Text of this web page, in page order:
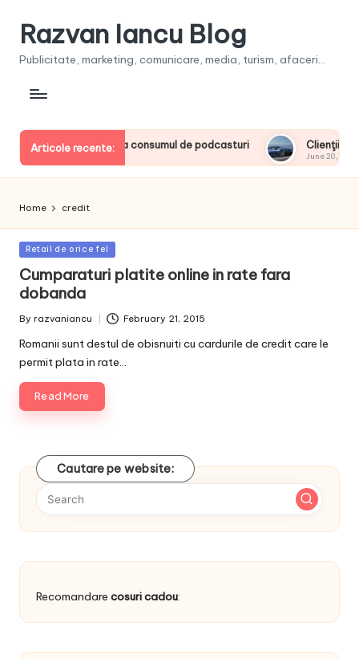
Razvan Iancu Blog
Publicitate, marketing, comunicare, media, turism, afaceri...
Articole recente:
liderii europeni la consumul de podcasturi Clienţii își vor
June 20, 2026
Home credit
Posted
Retail de orice fel
Cumparaturi platite online in rate fara
dobanda
Posted
By razvaniancu February 21, 2015
Romanii sunt destul de obisnuiti cu cardurile de credit care le
permit plata in rate…
Read More
Cautare pe website:
Recomandare cosuri cadou: